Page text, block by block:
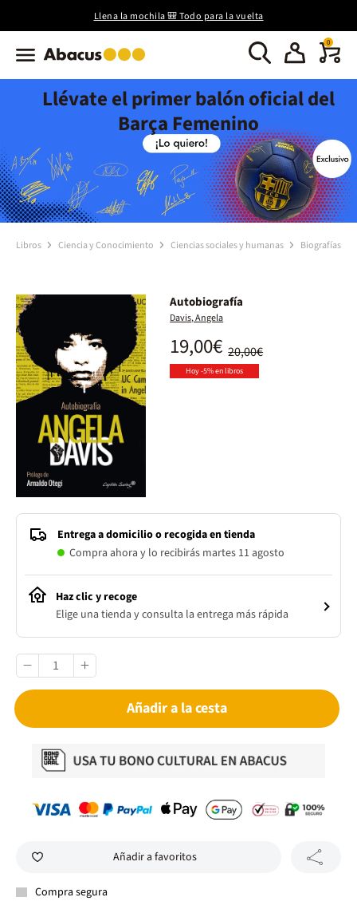
Llena la mochila 🎒 Todo para la vuelta
0
Llévate el primer balón oficial del
Barça Femenino
Libros Ciencia y Conocimiento Ciencias sociales y humanas Biografías
Autobiografía
Davis, Angela
20,00€
19,00€
Hoy -5% en libros
Entrega a domicilio o recogida en tienda
Compra ahora y lo recibirás martes 11 agosto
Haz clic y recoge
Elige una tienda y consulta la entrega más rápida
Añadir a la cesta
Añadir a favoritos
Compra segura